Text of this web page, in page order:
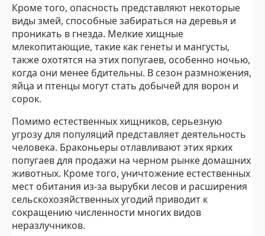
Кроме того, опасность представляют некоторые
виды змей, способные забираться на деревья и
проникать в гнезда. Мелкие хищные
млекопитающие, такие как генеты и мангусты,
также охотятся на этих попугаев, особенно ночью,
когда они менее бдительны. В сезон размножения,
яйца и птенцы могут стать добычей для ворон и
сорок.
Помимо естественных хищников, серьезную
угрозу для популяций представляет деятельность
человека. Браконьеры отлавливают этих ярких
попугаев для продажи на черном рынке домашних
животных. Кроме того, уничтожение естественных
мест обитания из-за вырубки лесов и расширения
сельскохозяйственных угодий приводит к
сокращению численности многих видов
неразлучников.